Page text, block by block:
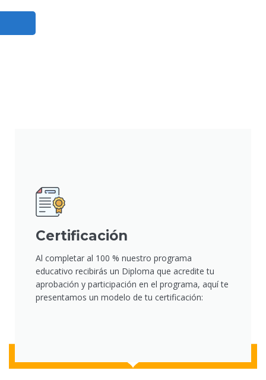
Certificación
Al completar al 100 % nuestro programa
educativo recibirás un Diploma que acredite tu
aprobación y participación en el programa, aquí te
presentamos un modelo de tu certificación: